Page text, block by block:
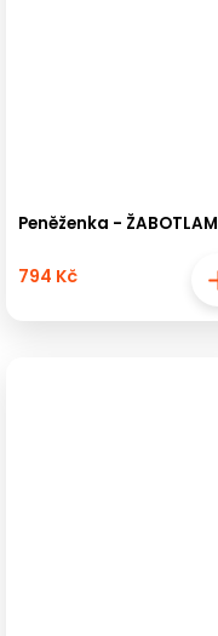
Peněženka - ŽABOTLAM
794 Kč